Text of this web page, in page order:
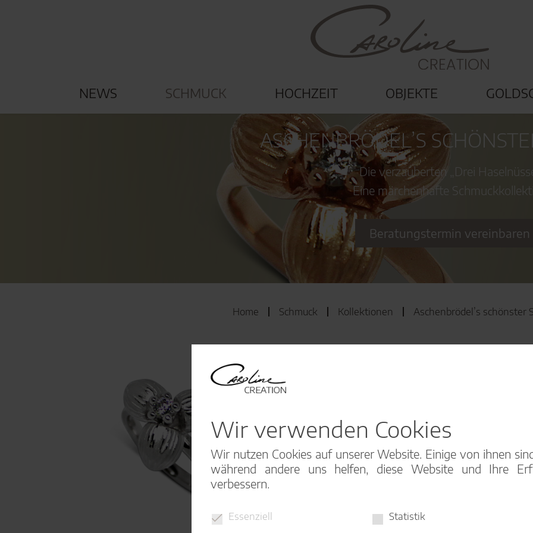
NEWS SCHMUCK HOCHZEIT OBJEKTE
ASCHENBRÖDEL’S
Die verzauberten „Drei
Eine märchenhafte
Beratungstermin vereinbaren
Home Schmuck Kollektionen Aschenbrödel’s schönster
Wir verwenden Cookies
Wir nutzen Cookies auf unserer Website. Einige von ihnen
während andere uns helfen, diese Website und Ihre
verbessern.
Essenziell Statistik